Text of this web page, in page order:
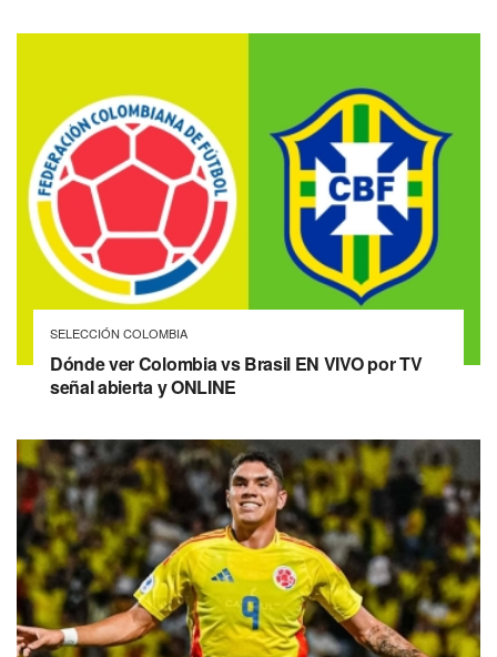
SELECCIÓN COLOMBIA
Dónde ver Colombia vs Brasil EN VIVO por TV
señal abierta y ONLINE